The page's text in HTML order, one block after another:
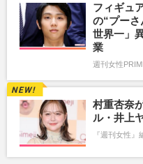
フィギュ
の“プー
世界一」
業
週刊女性
村重杏奈
ル・井上
『週刊女性』